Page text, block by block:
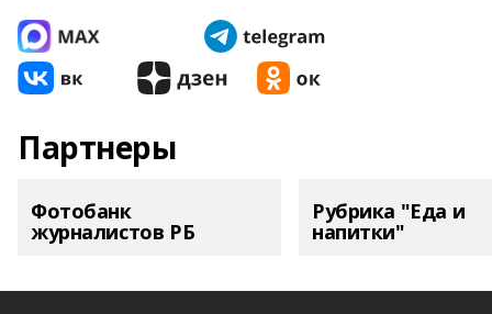
Партнеры
Фотобанк
журналистов РБ
Рубрика "Еда и
напитки"